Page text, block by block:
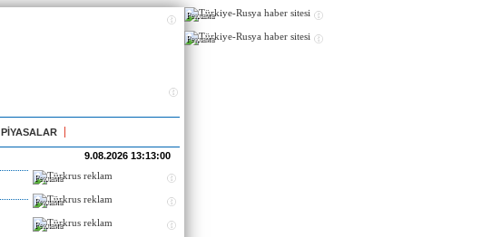
PİYASALAR
9.08.2026 13:13:00
Реклама
Реклама
Реклама
Реклама
Реклама